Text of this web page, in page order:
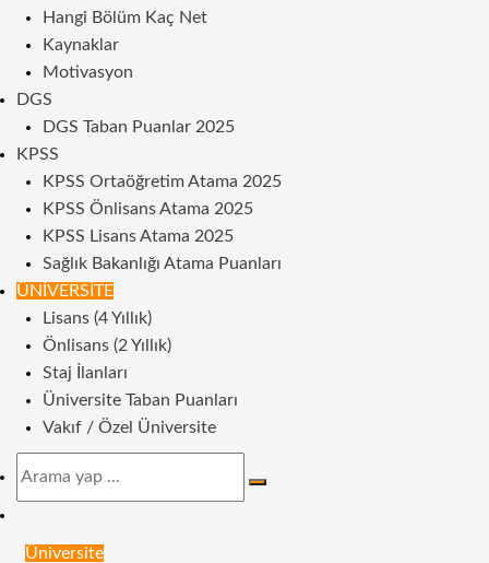
Hangi Bölüm Kaç Net
Kaynaklar
Motivasyon
DGS
DGS Taban Puanlar 2025
KPSS
KPSS Ortaöğretim Atama 2025
KPSS Önlisans Atama 2025
KPSS Lisans Atama 2025
Sağlık Bakanlığı Atama Puanları
ÜNIVERSITE
Lisans (4 Yıllık)
Önlisans (2 Yıllık)
Staj İlanları
Üniversite Taban Puanları
Vakıf / Özel Üniversite
Arama
görünümü
Üniversite